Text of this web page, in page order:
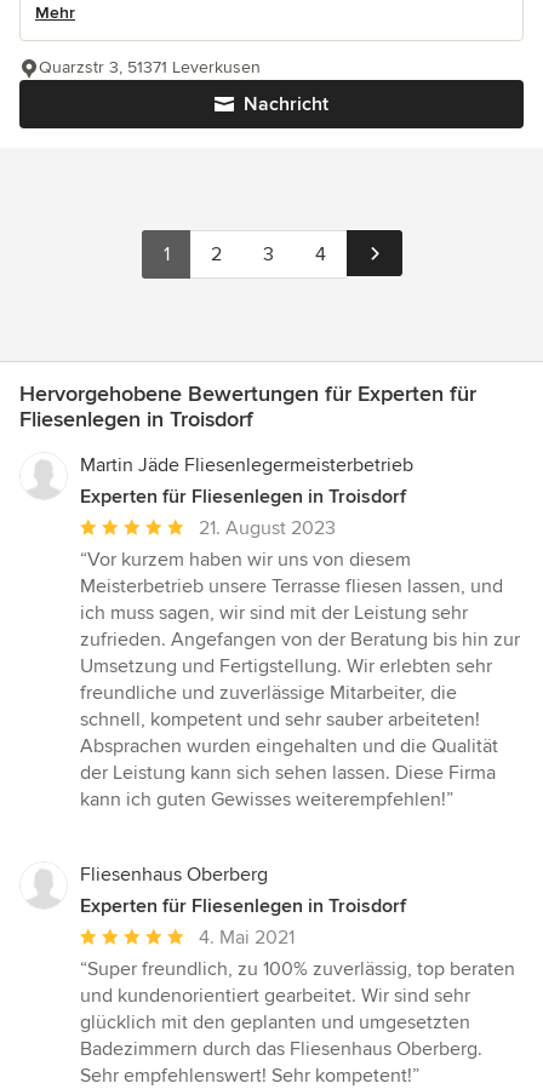
Mehr
Nachricht
Quarzstr 3, 51371 Leverkusen
1 2 3 4
Hervorgehobene Bewertungen für Experten für
Fliesenlegen in Troisdorf
Martin Jäde Fliesenlegermeisterbetrieb
Experten für Fliesenlegen in Troisdorf
Durchschnittliche
Bewertung:
5
von
5
Sternen
21. August 2023
“Vor kurzem haben wir uns von diesem
Meisterbetrieb unsere Terrasse fliesen lassen, und
ich muss sagen, wir sind mit der Leistung sehr
zufrieden. Angefangen von der Beratung bis hin zur
Umsetzung und Fertigstellung. Wir erlebten sehr
freundliche und zuverlässige Mitarbeiter, die
schnell, kompetent und sehr sauber arbeiteten!
Absprachen wurden eingehalten und die Qualität
der Leistung kann sich sehen lassen. Diese Firma
kann ich guten Gewisses weiterempfehlen!”
Fliesenhaus Oberberg
Experten für Fliesenlegen in Troisdorf
Durchschnittliche
Bewertung:
5
von
5
Sternen
4. Mai 2021
“Super freundlich, zu 100% zuverlässig, top beraten
und kundenorientiert gearbeitet. Wir sind sehr
glücklich mit den geplanten und umgesetzten
Badezimmern durch das Fliesenhaus Oberberg.
Sehr empfehlenswert! Sehr kompetent!”